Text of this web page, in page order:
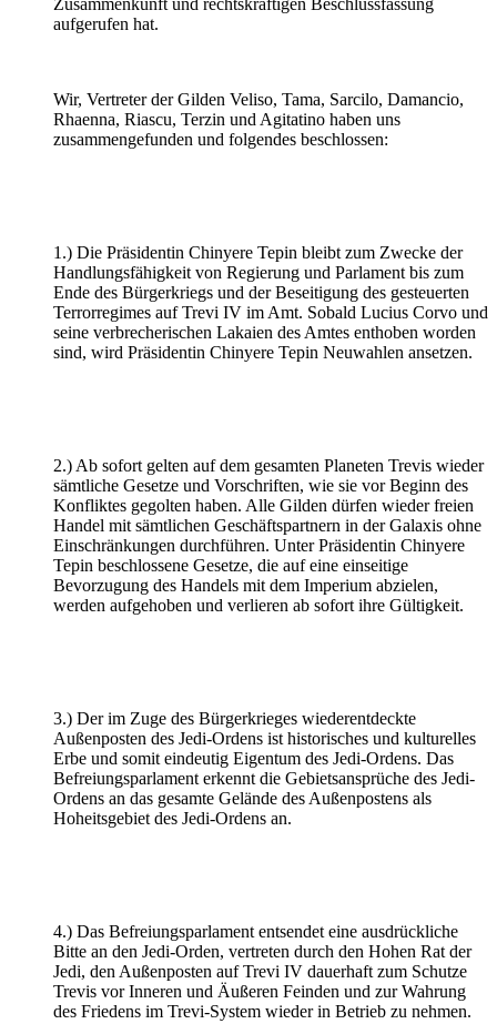
aufgerufen hat.
Wir, Vertreter der Gilden Veliso, Tama, Sarcilo, Damancio,
Rhaenna, Riascu, Terzin und Agitatino haben uns
zusammengefunden und folgendes beschlossen:
1.) Die Präsidentin Chinyere Tepin bleibt zum Zwecke der
Handlungsfähigkeit von Regierung und Parlament bis zum
Ende des Bürgerkriegs und der Beseitigung des gesteuerten
Terrorregimes auf Trevi IV im Amt. Sobald Lucius Corvo und
seine verbrecherischen Lakaien des Amtes enthoben worden
sind, wird Präsidentin Chinyere Tepin Neuwahlen ansetzen.
2.) Ab sofort gelten auf dem gesamten Planeten Trevis wieder
sämtliche Gesetze und Vorschriften, wie sie vor Beginn des
Konfliktes gegolten haben. Alle Gilden dürfen wieder freien
Handel mit sämtlichen Geschäftspartnern in der Galaxis ohne
Einschränkungen durchführen. Unter Präsidentin Chinyere
Tepin beschlossene Gesetze, die auf eine einseitige
Bevorzugung des Handels mit dem Imperium abzielen,
werden aufgehoben und verlieren ab sofort ihre Gültigkeit.
3.) Der im Zuge des Bürgerkrieges wiederentdeckte
Außenposten des Jedi-Ordens ist historisches und kulturelles
Erbe und somit eindeutig Eigentum des Jedi-Ordens. Das
Befreiungsparlament erkennt die Gebietsansprüche des Jedi-
Ordens an das gesamte Gelände des Außenpostens als
Hoheitsgebiet des Jedi-Ordens an.
4.) Das Befreiungsparlament entsendet eine ausdrückliche
Bitte an den Jedi-Orden, vertreten durch den Hohen Rat der
Jedi, den Außenposten auf Trevi IV dauerhaft zum Schutze
Trevis vor Inneren und Äußeren Feinden und zur Wahrung
des Friedens im Trevi-System wieder in Betrieb zu nehmen.